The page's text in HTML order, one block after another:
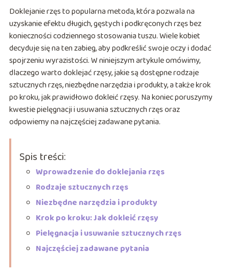
Doklejanie rzęs to popularna metoda, która pozwala na
uzyskanie efektu długich, gęstych i podkręconych rzęs bez
konieczności codziennego stosowania tuszu. Wiele kobiet
decyduje się na ten zabieg, aby podkreślić swoje oczy i dodać
spojrzeniu wyrazistości. W niniejszym artykule omówimy,
dlaczego warto doklejać rzęsy, jakie są dostępne rodzaje
sztucznych rzęs, niezbędne narzędzia i produkty, a także krok
po kroku, jak prawidłowo dokleić rzęsy. Na koniec poruszymy
kwestie pielęgnacji i usuwania sztucznych rzęs oraz
odpowiemy na najczęściej zadawane pytania.
Spis treści:
Wprowadzenie do doklejania rzęs
Rodzaje sztucznych rzęs
Niezbędne narzędzia i produkty
Krok po kroku: Jak dokleić rzęsy
Pielęgnacja i usuwanie sztucznych rzęs
Najczęściej zadawane pytania